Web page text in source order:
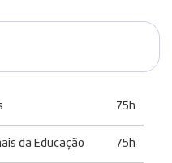
75h
da Educação 75h